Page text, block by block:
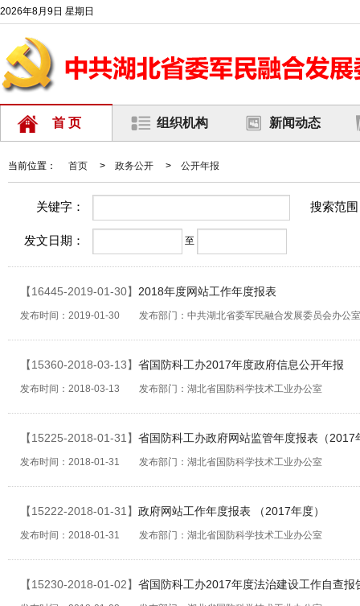
2026年8月9日 星期日
首 页 组织机构 新闻动态
当前位置： 首页 > 政务公开 > 公开年报
关键字： 搜索范
发文日期： 至
【16445-2019-01-30】 2018年度网站工作年度报表
发布时间：2019-01-30 发布部门：中共湖北省委军民融合发展委员会办公室
【15360-2018-03-13】 省国防科工办2017年度政府信息公开年报
发布时间：2018-03-13 发布部门：湖北省国防科学技术工业办公室
【15225-2018-01-31】 省国防科工办政府网站监管年度报表（2017
发布时间：2018-01-31 发布部门：湖北省国防科学技术工业办公室
【15222-2018-01-31】 政府网站工作年度报表 （2017年度）
发布时间：2018-01-31 发布部门：湖北省国防科学技术工业办公室
【15230-2018-01-02】 省国防科工办2017年度法治建设工作自查报